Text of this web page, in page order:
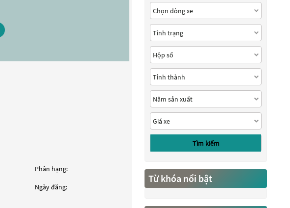
Phân hạng:
Ngày đăng:
Tìm kiếm
Từ khóa nổi bật